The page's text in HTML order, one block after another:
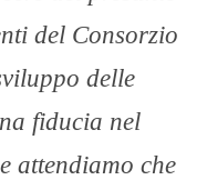
del Consorzio
delle
fiducia nel
attendiamo che